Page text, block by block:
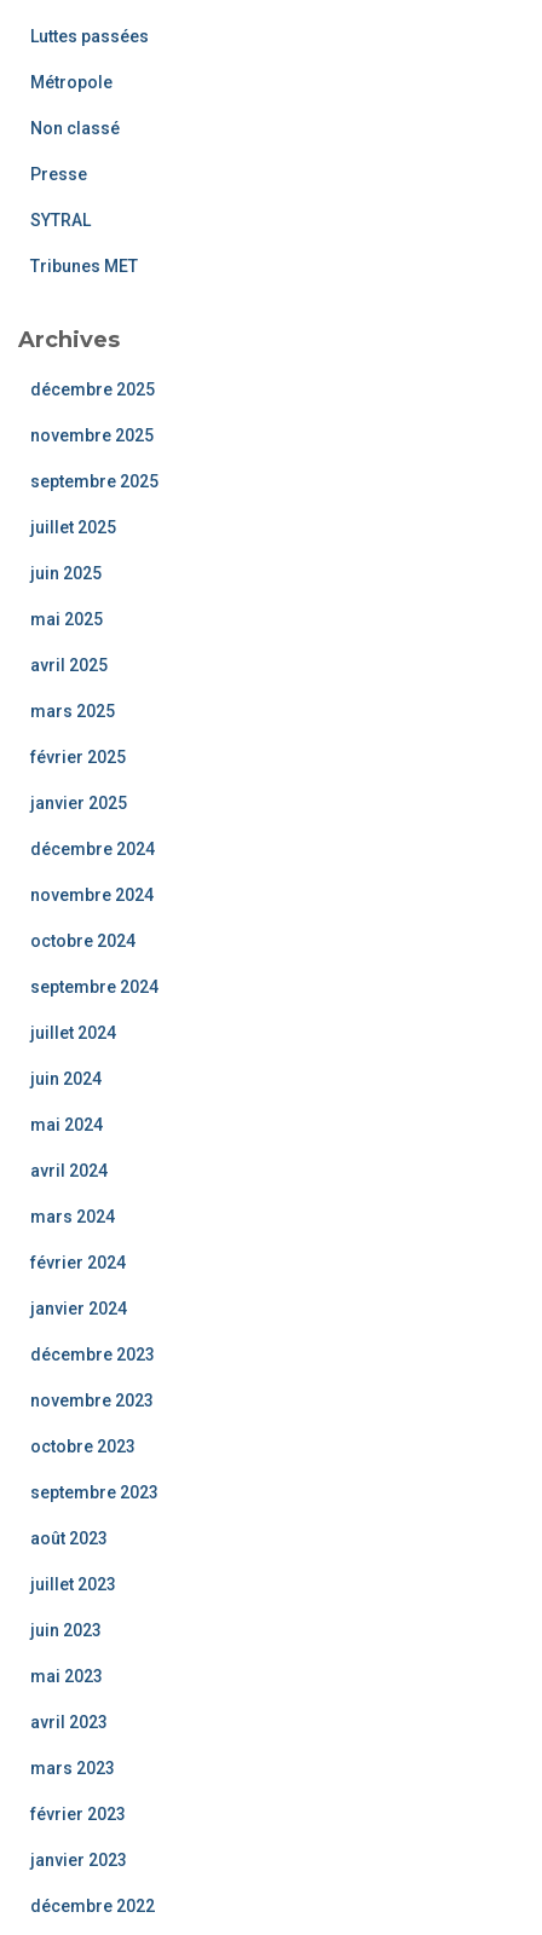
Luttes passées
Métropole
Non classé
Presse
SYTRAL
Tribunes MET
Archives
décembre 2025
novembre 2025
septembre 2025
juillet 2025
juin 2025
mai 2025
avril 2025
mars 2025
février 2025
janvier 2025
décembre 2024
novembre 2024
octobre 2024
septembre 2024
juillet 2024
juin 2024
mai 2024
avril 2024
mars 2024
février 2024
janvier 2024
décembre 2023
novembre 2023
octobre 2023
septembre 2023
août 2023
juillet 2023
juin 2023
mai 2023
avril 2023
mars 2023
février 2023
janvier 2023
décembre 2022